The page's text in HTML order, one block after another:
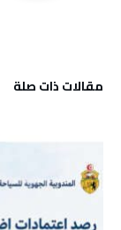
‫مقالات ذات صلة‬